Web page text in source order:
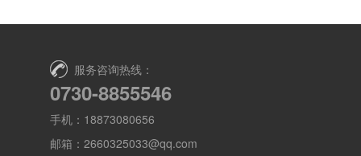
服务咨询热线：
0730-8855546
手机：18873080656
邮箱：2660325033@qq.com